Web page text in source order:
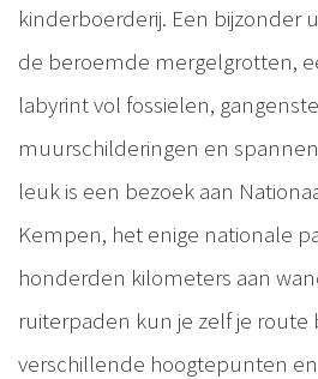
kinderboerderij. Een bijzonder
de beroemde mergelgrotten,
labyrint vol fossielen,
muurschilderingen en
leuk is een bezoek aan
Kempen, het enige nationale
honderden kilometers aan
ruiterpaden kun je zelf je route
verschillende hoogtepunten en